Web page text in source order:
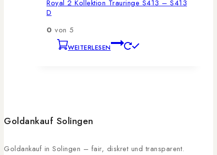
Royal 2 Kollektion Trauringe S413 – S413
D
0 von 5
WEITERLESEN
Goldankauf Solingen
Goldankauf in Solingen – fair, diskret und transparent.